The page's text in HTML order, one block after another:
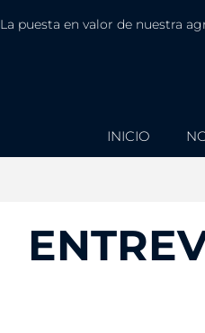
La puesta en valor de nuestra
INICIO